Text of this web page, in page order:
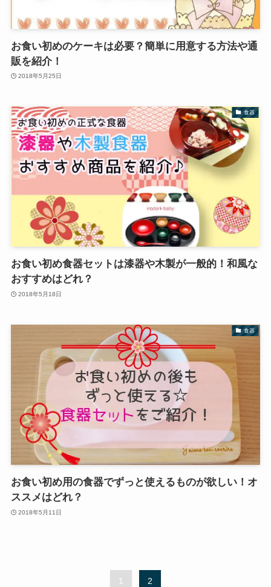
お食い初めのケーキは必要？簡単に用意する方法や通
販を紹介！
2018年5月25日
食器
お食い初め食器セットは漆器や木製が一般的！和風な
おすすめはどれ？
2018年5月18日
食器
お食い初め用の食器でずっと使えるものが欲しい！オ
ススメはどれ？
2018年5月11日
1 2